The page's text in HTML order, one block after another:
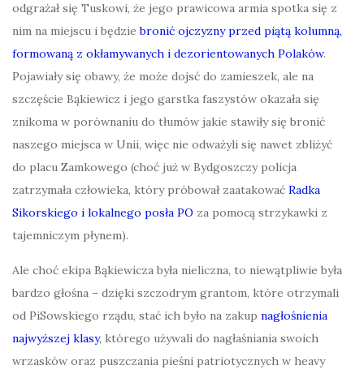
odgrażał się Tuskowi, że jego prawicowa armia spotka się z
nim na miejscu i będziebronić ojczyzny przed piątą kolumną,
formowaną z okłamywanych i dezorientowanych Polaków.
Pojawiały się obawy, że może dojsć do zamieszek, ale na
szczęście Bąkiewicz i jego garstka faszystów okazała się
znikoma w porównaniu do tłumów jakie stawiły się bronić
naszego miejsca w Unii, więc nie odważyli się nawet zbliżyć
do placu Zamkowego (choć już w Bydgoszczy policja
zatrzymała człowieka, który próbował zaatakować Radka
Sikorskiego i lokalnego posła PO za pomocą strzykawki z
tajemniczym płynem).
Ale choć ekipa Bąkiewicza była nieliczna, to niewątpliwie była
bardzo głośna – dzięki szczodrym grantom, które otrzymali
od PiSowskiego rządu, stać ich było na zakup nagłośnienia
najwyższej klasy, którego używali do nagłaśniania swoich
wrzasków oraz puszczania pieśni patriotycznych w heavy